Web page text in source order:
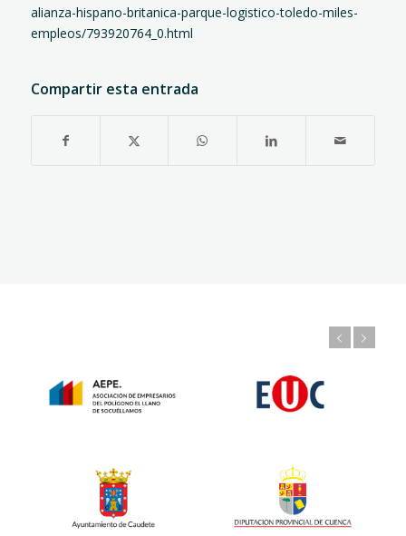
alianza-hispano-britanica-parque-logistico-toledo-miles-
empleos/793920764_0.html
Compartir esta entrada